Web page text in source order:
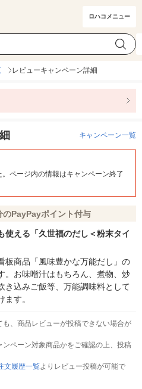
ロハコメニュー
レビューキャンペーン詳細
キャンペーン一覧
ページ内の情報はキャンペーン終了
のPayPayポイント付与
使える「久世福のだし＜粉末タイ
板商品「風味豊かな万能だし」の
。お味噌汁はもちろん、煮物、炒
き込みご飯等、万能調味料として
ます。
、商品レビューが投稿できない場合が
ペーン対象商品かをご確認の上、投稿
文履歴一覧よりレビュー投稿が可能で